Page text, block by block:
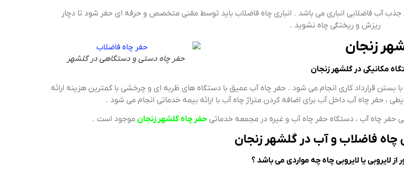
جذب آب فاضلابی انباری می باشد . انباری چاه فاضلاب باید توسط مقنی متخصص و حرفه ای حفر شود تا دچار
ریزش و ریختگی چاه نشوید .
حفر چاه دستی و دستگاهی در گلشهر
زنجان
مکانیکی در گلشهر زنجان
قرارداد کاری انجام می شود . حفر چاه آب عمیق با دستگاه های ظربه ای و چرخشی با کمترین هزینه ارائه
، حفر چاه آب داخل آب برای اضافه کردن متراژ چاه آب با ارائه بیمه خدماتی انجام می شود .
حفر چاه آب ، دستگاه حفر چاه آب و غیره در مجمعه خدماتیحفر چاه گلشهر زنجان موجود است .
چاه فاضلاب و آب در گلشهر زنجان
از لایروبی یا لایروبی چاه چه مواردی می باشد ؟